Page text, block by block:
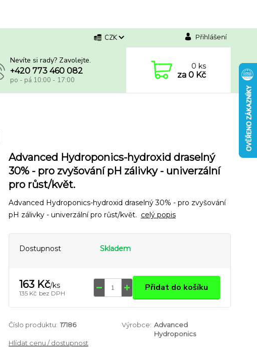
CZK Přihlášení
Nevíte si rady? Zavolejte.
+420 773 460 082
po - pá 10:00 - 17:00
0ks
za 0 Kč
Advanced Hydroponics-hydroxid draselný
30% - pro zvyšování pH zálivky - univerzální
pro růst/květ.
Advanced Hydroponics-hydroxid draselný 30% - pro zvyšování
pH zálivky - univerzální pro růst/květ. celý popis
Dostupnost Skladem
163 Kč/ks
135 Kč bez DPH Přidat do košíku
Číslo produktu: 17186 Výrobce: Advanced
Hydroponics
Hlídat cenu / dostupnost